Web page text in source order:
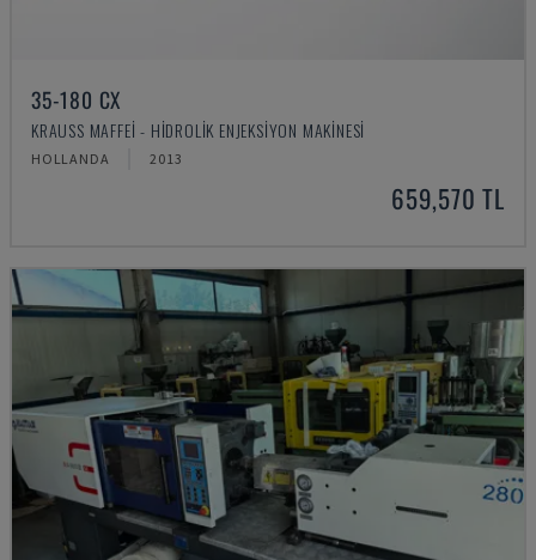
35-180 CX
KRAUSS MAFFEI - HIDROLIK ENJEKSIYON MAKINESI
HOLLANDA 2013
659,570 TL